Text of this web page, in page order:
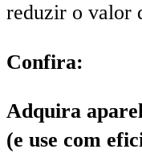
reduzir o valor
Confira:
Adquira
(e use com